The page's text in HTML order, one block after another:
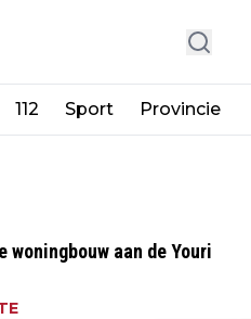
112 Sport Provincie
aan de Youri